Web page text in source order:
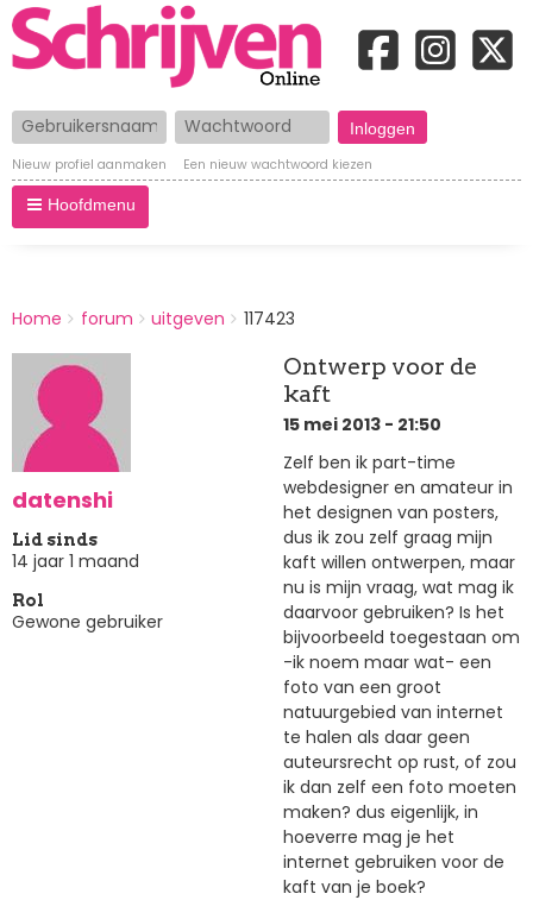
Gebruikersnaam Wachtwoord
Nieuw profiel aanmaken Een nieuw wachtwoord kiezen
Hoofdmenu
BREADCRUMBS
You
here:
Home forum uitgeven 117423
datenshi
Lid sinds
14 jaar 1 maand
Rol
Gewone gebruiker
Ontwerp voor de
kaft
15 mei 2013 - 21:50
Zelf ben ik part-time
webdesigner en amateur in
het designen van posters,
dus ik zou zelf graag mijn
kaft willen ontwerpen, maar
nu is mijn vraag, wat mag ik
daarvoor gebruiken? Is het
bijvoorbeeld toegestaan om
-ik noem maar wat- een
foto van een groot
natuurgebied van internet
te halen als daar geen
auteursrecht op rust, of zou
ik dan zelf een foto moeten
maken? dus eigenlijk, in
hoeverre mag je het
internet gebruiken voor de
kaft van je boek?